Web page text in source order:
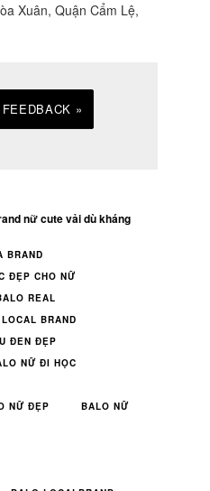
Xuân, Quận Cẩm Lệ,
»
nữ cute vải dù kháng
BRAND
ĐẸP CHO NỮ
REAL
BRAND
ĐEN ĐẸP
NỮ ĐI HỌC
NỮ ĐẸP
BALO NỮ